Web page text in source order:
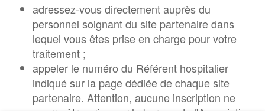
adressez-vous directement auprès du
personnel soignant du site partenaire dans
lequel vous êtes prise en charge pour votre
traitement ;
appeler le numéro du Référent hospitalier
indiqué sur la page dédiée de chaque site
partenaire. Attention, aucune inscription ne